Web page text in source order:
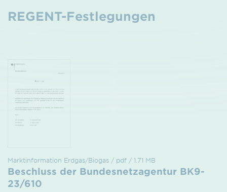
REGENT-Festlegungen
Marktinformation Erdgas/Biogas / pdf / 1.71 MB
Beschluss der Bundesnetzagentur BK9-
23/610